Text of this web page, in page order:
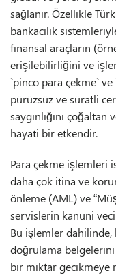
sağlanır. Özellikle
bankacılık
finansal araçların
erişilebilirliğini ve
`pinco para çekme`
pürüzsüz ve süratli
saygınlığını çoğaltan
hayati bir etkendir.
Para çekme işlemleri
daha çok itina ve
önleme (AML) ve
servislerin kanuni
Bu işlemler dahilinde,
doğrulama belgelerini
bir miktar gecikmeye